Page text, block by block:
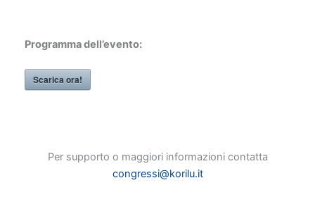
Programma dell’evento:
Scarica ora!
Per supporto o maggiori informazioni contatta
congressi@korilu.it